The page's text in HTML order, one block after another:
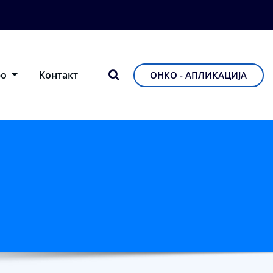
Контакт ОНКО - АПЛИКАЦИЈА